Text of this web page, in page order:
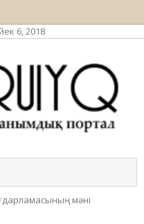
6, 2018
мәні